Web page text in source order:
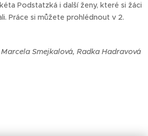
Podstatzká i další ženy, které si žáci
Práce si můžete prohlédnout v 2.
Marcela Smejkalová, Radka Hadravová